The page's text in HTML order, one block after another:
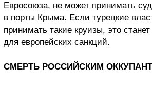
Евросоюза, не может принимать
в порты Крыма. Если турецкие
принимать такие круизы, это
для европейских санкций.
СМЕРТЬ РОССИЙСКИМ